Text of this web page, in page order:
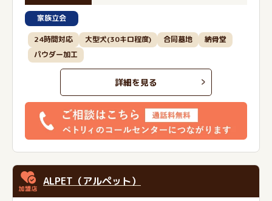
家族立会
24時間対応 大型犬(30キロ程度) 合同墓地
納骨堂
パウダー加工
詳細を見る
ALPET（アルペット）